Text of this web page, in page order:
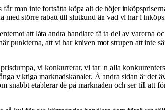
man inte fortsätta köpa alt de höjer
med större rabatt till slutkund än vad vi har i
att låta andra handlare få ta del av varorna
punkterna, att vi har kniven mot strupen att inte
vi konkurrerar, vi tar in alla
viktiga marknadskanaler. Å andra sidan är det
snabbt etablerar de på marknaden och ser till att